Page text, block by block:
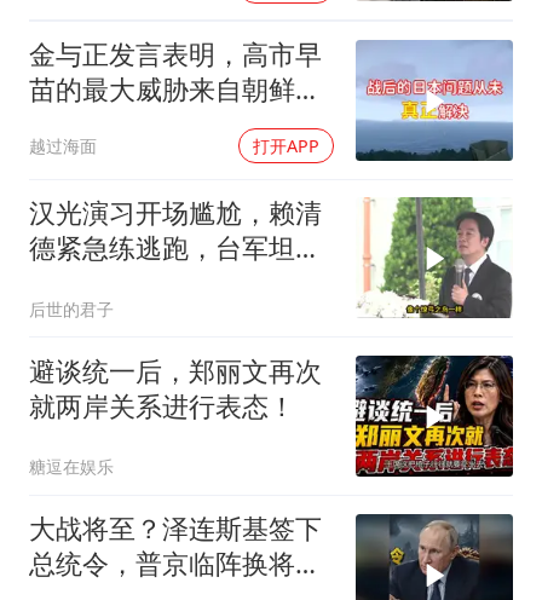
金与正发言表明，高市早
苗的最大威胁来自朝鲜，
越过海面 打开APP
汉光演习开场尴尬，赖清
德紧急练逃跑，台军坦克
后世的君子
避谈统一后，郑丽文再次
就两岸关系进行表态！
糖逗在娱乐
大战将至？泽连斯基签下
总统令，普京临阵换将，